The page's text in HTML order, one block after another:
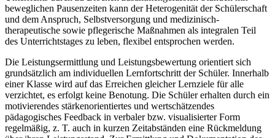
beweglichen Pausenzeiten kann der Heterogenität der Schülerschaft
und dem Anspruch, Selbstversorgung und medizinisch-
therapeutische sowie pflegerische Maßnahmen als integralen Teil
des Unterrichtstages zu leben, flexibel entsprochen werden.
Die Leistungsermittlung und Leistungsbewertung orientiert sich
grundsätzlich am individuellen Lernfortschritt der Schüler. Innerhalb
einer Klasse wird auf das Erreichen gleicher Lernziele für alle
verzichtet, es erfolgt keine Benotung. Die Schüler erhalten durch ein
motivierendes stärkenorientiertes und wertschätzendes
pädagogisches Feedback in verbaler bzw. visualisierter Form
regelmäßig, z. T. auch in kurzen Zeitabständen eine Rückmeldung